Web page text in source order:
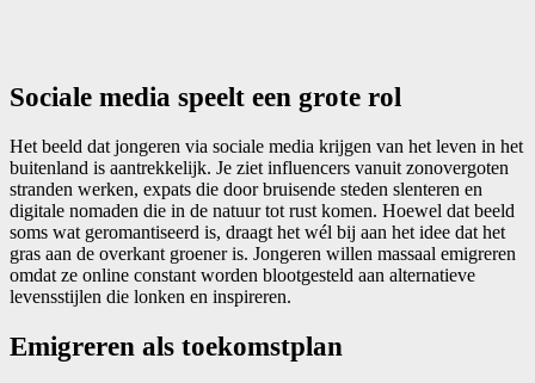
Sociale media speelt een grote rol
Het beeld dat jongeren via sociale media krijgen van het leven in het
buitenland is aantrekkelijk. Je ziet influencers vanuit zonovergoten
stranden werken, expats die door bruisende steden slenteren en
digitale nomaden die in de natuur tot rust komen. Hoewel dat beeld
soms wat geromantiseerd is, draagt het wél bij aan het idee dat het
gras aan de overkant groener is. Jongeren willen massaal emigreren
omdat ze online constant worden blootgesteld aan alternatieve
levensstijlen die lonken en inspireren.
Emigreren als toekomstplan